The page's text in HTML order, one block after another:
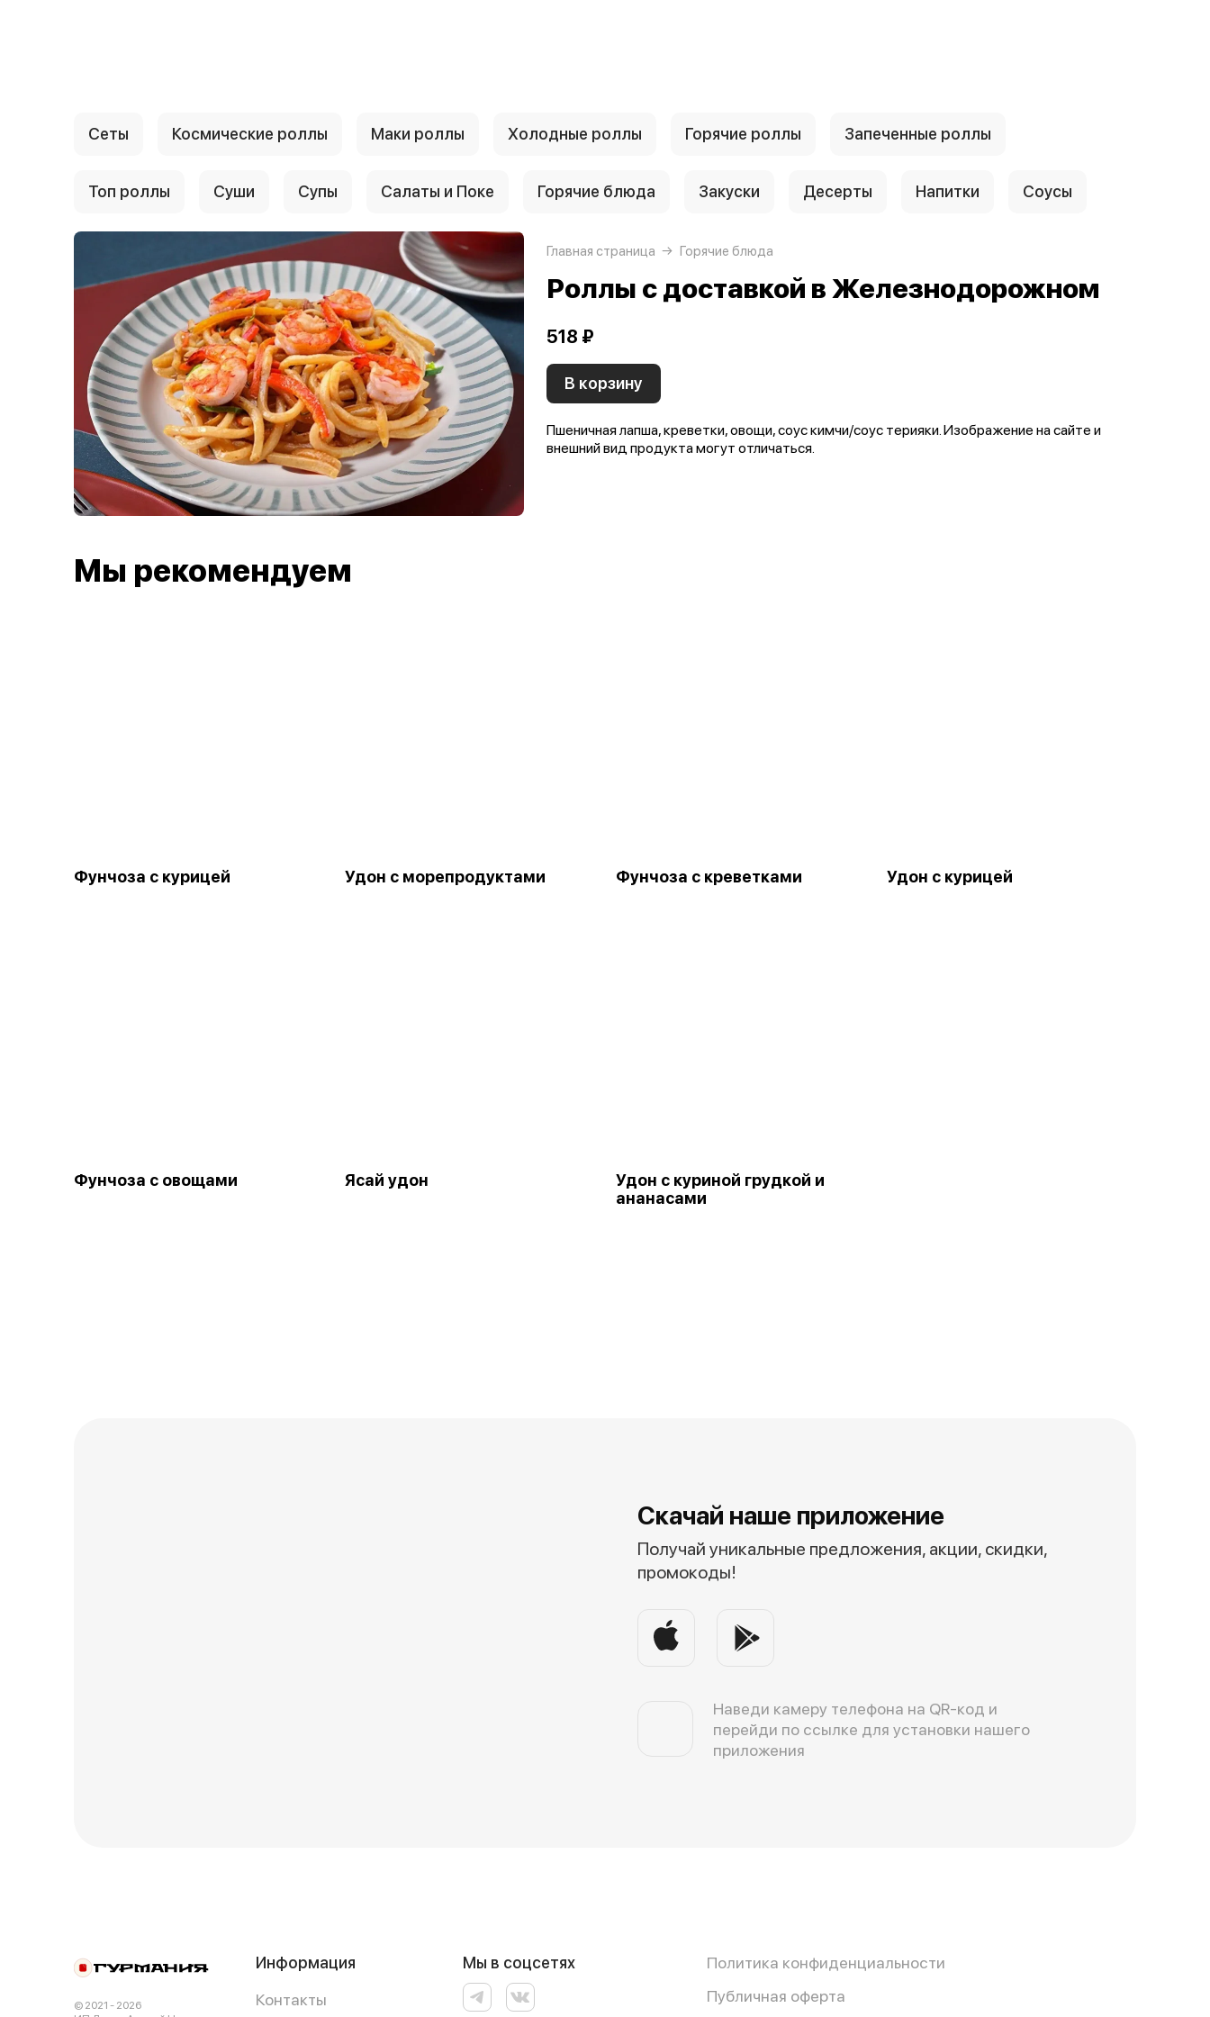
Сеты Космические роллы Маки роллы Холодные роллы Горячие роллы Запеченные роллы
Топ роллы Суши Супы Салаты и Поке Горячие блюда Закуски Десерты Напитки Соусы
Главная страница Горячие блюда
Роллы с доставкой в Железнодорожном
518 ₽
В корзину
Пшеничная лапша, креветки, овощи, соус кимчи/соус терияки. Изображение на сайте и
внешний вид продукта могут отличаться.
Мы рекомендуем
Фунчоза с курицей Удон с морепродуктами Фунчоза с креветками Удон с курицей
Фунчоза с овощами Ясай удон
Удон с куриной грудкой и
ананасами
Скачай наше приложение
Получай уникальные предложения, акции, скидки,
промокоды!
Наведи камеру телефона на QR-код и
перейди по ссылке для установки нашего
приложения
© 2021 - 2026
Информация
Контакты
Мы в соцсетях
Политика конфиденциальности
Публичная оферта